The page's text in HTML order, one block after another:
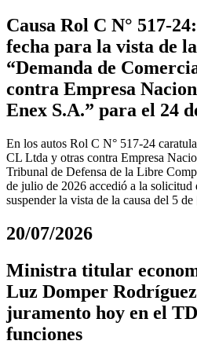
Causa Rol C N° 517-
fecha para la vista de
“Demanda de
contra Empresa
Enex S.A.” para el 24
En los autos Rol C N° 517-24
CL Ltda y otras contra Empresa
Tribunal de Defensa de la Libre
de julio de 2026 accedió a la solicitud
suspender la vista de la causa del 5
20/07/2026
Ministra titular
Luz Domper
juramento hoy en el
funciones